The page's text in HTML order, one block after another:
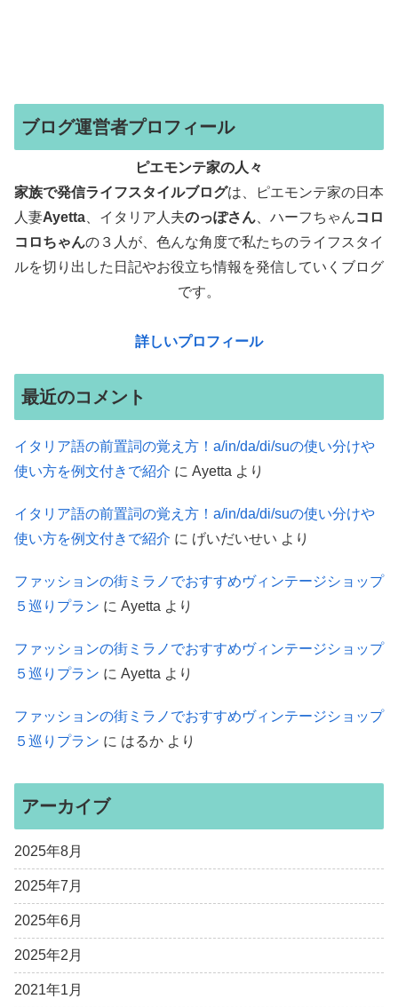
ブログ運営者プロフィール
ピエモンテ家の人々
家族で発信ライフスタイルブログは、ピエモンテ家の日本
人妻Ayetta 、イタリア人夫のっぽさん 、ハーフちゃんコロ
コロちゃんの３人が、色んな角度で私たちのライフスタイ
ルを切り出した日記やお役立ち情報を発信していくブログ
です。
詳しいプロフィール
最近のコメント
イタリア語の前置詞の覚え方！a/in/da/di/suの使い分けや
使い方を例文付きで紹介 に Ayetta より
イタリア語の前置詞の覚え方！a/in/da/di/suの使い分けや
使い方を例文付きで紹介 に げいだいせい より
ファッションの街ミラノでおすすめヴィンテージショップ
５巡りプラン に Ayetta より
ファッションの街ミラノでおすすめヴィンテージショップ
５巡りプラン に Ayetta より
ファッションの街ミラノでおすすめヴィンテージショップ
５巡りプラン に はるか より
アーカイブ
2025年8月
2025年7月
2025年6月
2025年2月
2021年1月